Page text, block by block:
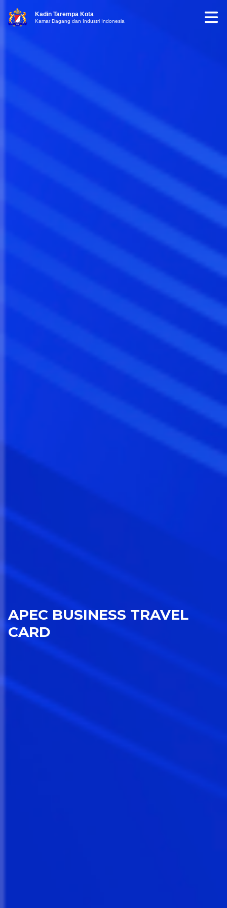
Kadin Tarempa Kota
Kamar Dagang dan Industri Indonesia
APEC BUSINESS TRAVEL
CARD